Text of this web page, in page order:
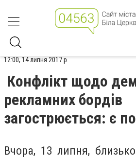
12:00, 14 липня 2017 р.
Конфлікт щодо
рекламних бордів
загострюється: є
Вчора, 13 липня,